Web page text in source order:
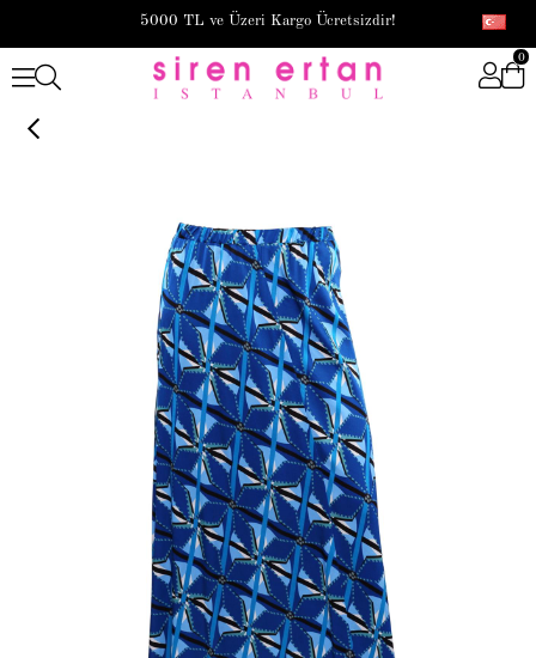
5000 TL ve Üzeri Kargo Ücretsizdir!
0